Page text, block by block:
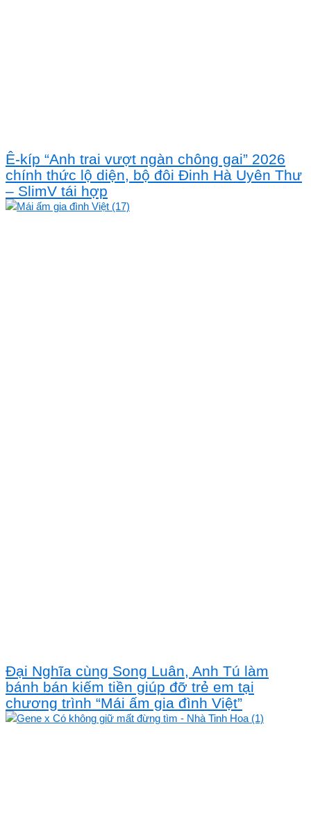
Ê-kíp “Anh trai vượt ngàn chông gai” 2026
chính thức lộ diện, bộ đôi Đinh Hà Uyên Thư
– SlimV tái hợp
Đại Nghĩa cùng Song Luân, Anh Tú làm
bánh bán kiếm tiền giúp đỡ trẻ em tại
chương trình “Mái ấm gia đình Việt”